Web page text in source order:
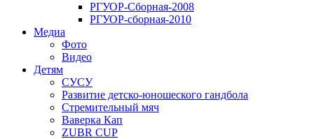
РГУОР-Сборная-2008
РГУОР-сборная-2010
Медиа
Фото
Видео
Детям
СУСУ
Развитие детско-юношеского гандбола
Стремительный мяч
Ваверка Кап
ZUBR CUP